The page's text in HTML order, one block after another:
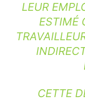
LEUR
ESTIMÉ
CETTE